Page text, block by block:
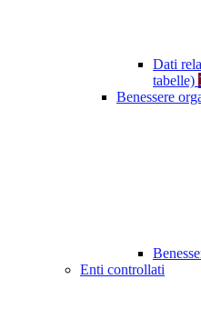
Dati
tabelle)
Benessere
Enti controllati